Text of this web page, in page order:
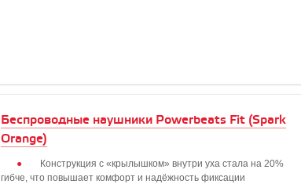
Беспроводные наушники Powerbeats Fit (Spark
Orange)
Конструкция с «крылышком» внутри уха стала на 20%
гибче, что повышает комфорт и надёжность фиксации